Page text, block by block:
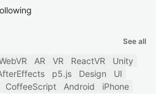
See all
AR VR ReactVR
Unity
p5.js Design
UI
CoffeeScript Android
iPhone